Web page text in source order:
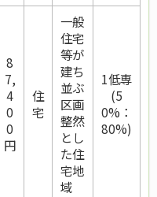
8
7,
4
0
0
円
住
宅
一般
住宅
等が
建ち
並ぶ
区画
整然
とし
た住
宅地
域
1低専
(5
0%：
80%)